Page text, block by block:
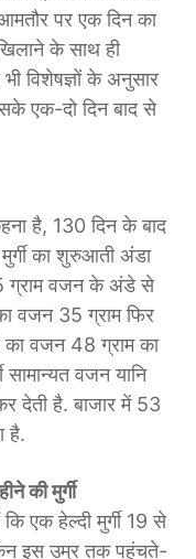
पर एक दिन का
के साथ ही
विशेषज्ञों के अनुसार
एक-दो दिन बाद से
है, 130 दिन के बाद
का शुरुआती अंडा
ग्राम वजन के अंडे से
वजन 35 ग्राम फिर
वजन 48 ग्राम का
सामान्यत वजन यानि
देती है. बाजार में 53
है.
की मुर्गी
कि एक हेल्दी मुर्गी 19 से
इस उम्र तक पहुंचते-